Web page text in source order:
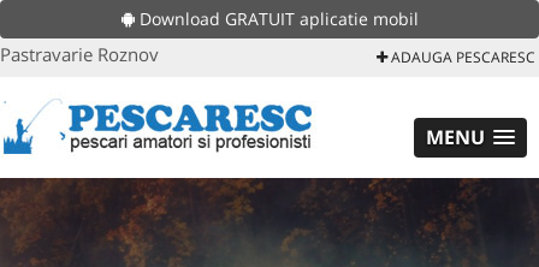
Download GRATUIT aplicatie mobil
Pastravarie Roznov ADAUGA PESCARESC
MENU